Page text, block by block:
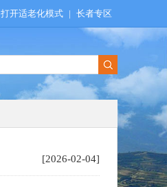
打开适老化模式 | 长者专区
[2026-02-04]